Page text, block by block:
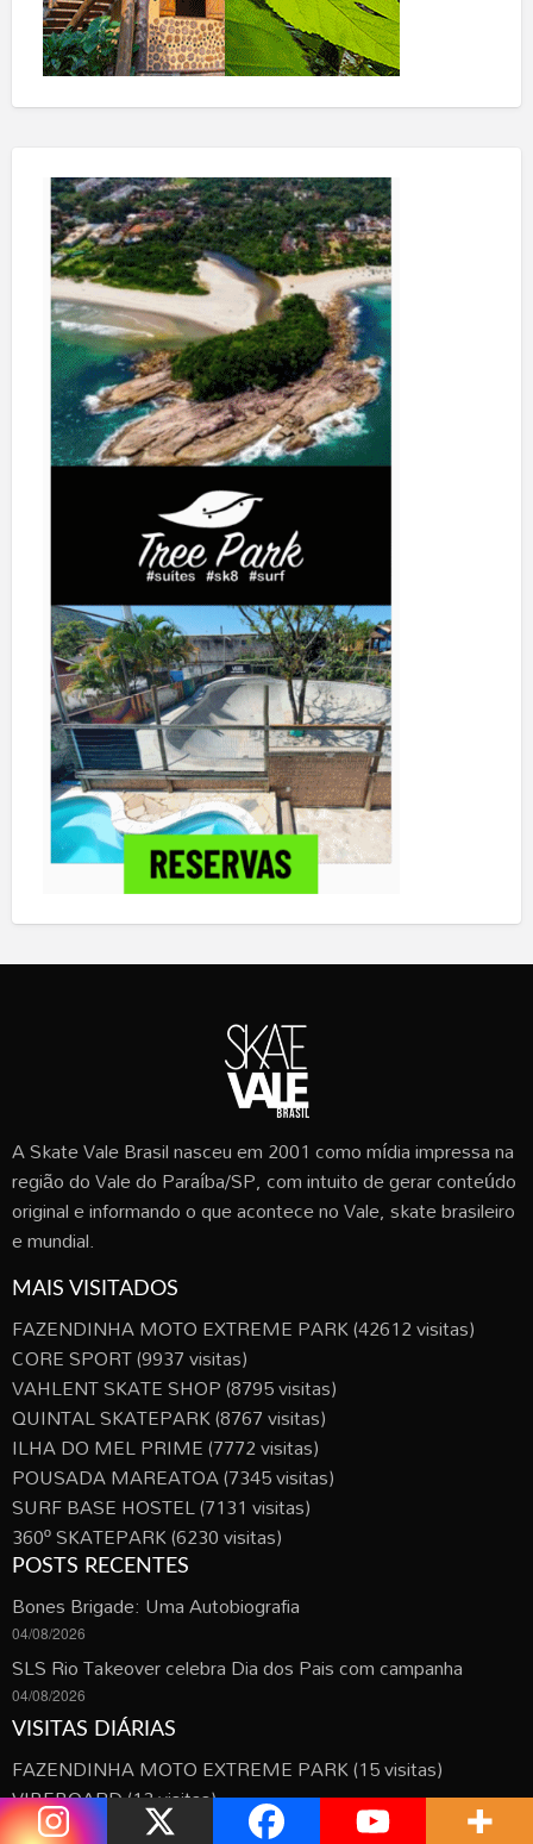
A Skate Vale Brasil nasceu em 2001 como mídia impressa na
região do Vale do Paraíba/SP, com intuito de gerar conteúdo
original e informando o que acontece no Vale, skate brasileiro
e mundial.
MAIS VISITADOS
FAZENDINHA MOTO EXTREME PARK(42612 visitas)
CORE SPORT(9937 visitas)
VAHLENT SKATE SHOP(8795 visitas)
QUINTAL SKATEPARK(8767 visitas)
ILHA DO MEL PRIME(7772 visitas)
POUSADA MAREATOA(7345 visitas)
SURF BASE HOSTEL(7131 visitas)
360º SKATEPARK(6230 visitas)
POSTS RECENTES
Bones Brigade: Uma Autobiografia
04/08/2026
SLS Rio Takeover celebra Dia dos Pais com campanha
04/08/2026
VISITAS DIÁRIAS
FAZENDINHA MOTO EXTREME PARK(15 visitas)
VIBEBOARD(12 visitas)
CAMBUCÁ SURF SKATE (6 visitas)